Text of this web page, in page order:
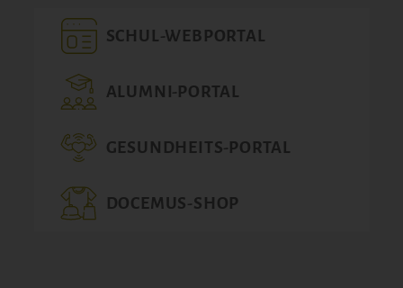
SCHUL-WEBPORTAL
ALUMNI-PORTAL
GESUNDHEITS-PORTAL
DOCEMUS-SHOP